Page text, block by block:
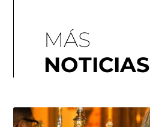
MÁS
NOTICIAS